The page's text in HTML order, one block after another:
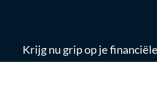
Krijg nu grip op je